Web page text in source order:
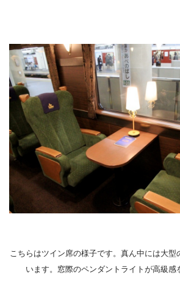
こちらはツイン席の様子です。真ん中には大型
います。窓際のペンダントライトが高級感